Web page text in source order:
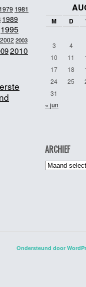
1979 1981
1989
1995
2002 2003
2010
M D
3
4
10
11
17
18
24
25
31
« jun
ARCHIEF
Archief
Ondersteund door